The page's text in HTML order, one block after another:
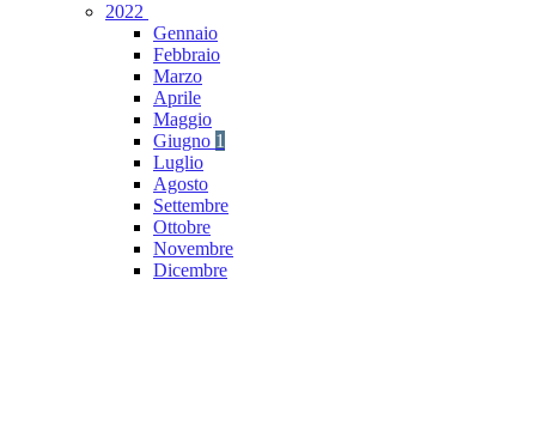
2022
Gennaio
Febbraio
Marzo
Aprile
Maggio
Giugno 1
Luglio
Agosto
Settembre
Ottobre
Novembre
Dicembre